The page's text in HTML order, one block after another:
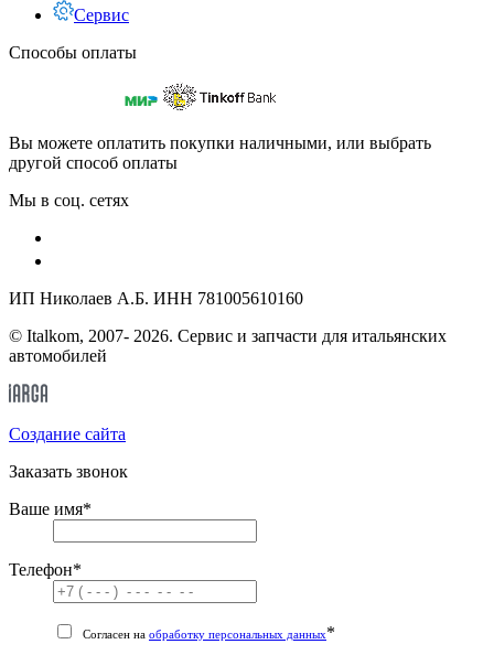
Сервис
Способы оплаты
Вы можете оплатить покупки наличными, или выбрать
другой способ оплаты
Мы в соц. сетях
ИП Николаев А.Б. ИНН 781005610160
© Italkom, 2007- 2026. Сервис и запчасти для итальянских
автомобилей
Cоздание сайта
Заказать звонок
Ваше имя*
Телефон*
Согласен на обработку персональных данных*